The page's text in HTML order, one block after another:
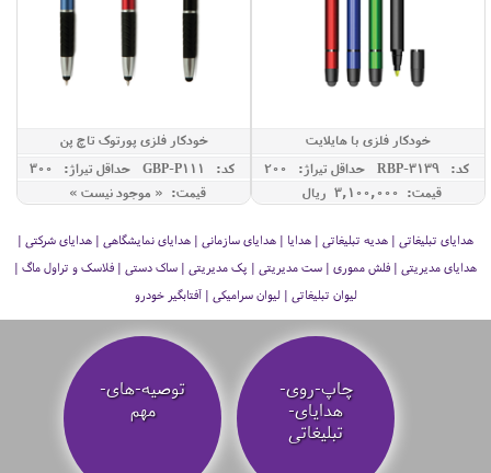
خودکار فلزی با هایلایت
کد: RBP-3139
حداقل تيراژ: 200
قیمت: 3,100,000 ريال
خودکار فلزی پورتوک تاچ پن
کد: GBP-P111
حداقل تيراژ: 300
قیمت: « موجود نیست »
هدایای تبلیغاتی | هدیه تبلیغاتی | هدایا | هدایای سازمانی | هدایای نمایشگاهی | هدایای شرکتی |
هدایای مدیریتی | فلش مموری | ست مدیریتی | پک مدیریتی | ساک دستی | فلاسک و تراول ماگ |
لیوان تبلیغاتی | لیوان سرامیکی | آفتابگیر خودرو
چاپ-روی-
هدایای-
تبلیغاتی
توصیه‌-های-
مهم